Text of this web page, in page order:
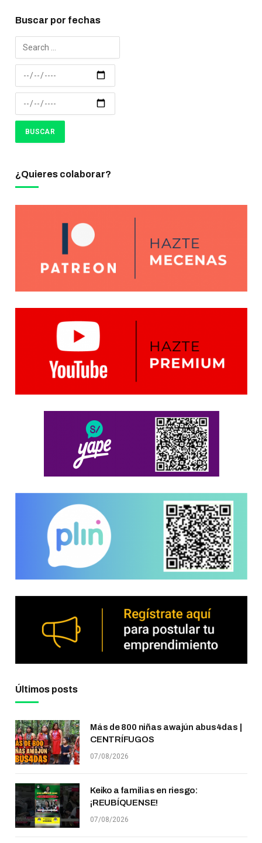
Buscar por fechas
¿Quieres colaborar?
Últimos posts
Más de 800 niñas awajún abus4das |
CENTRÍFUGOS
07/08/2026
Keiko a familias en riesgo:
¡REUBÍQUENSE!
07/08/2026